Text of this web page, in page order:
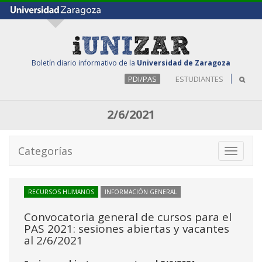
Boletín diario informativo de la Universidad de Zaragoza
PDI/PAS ESTUDIANTES
2/6/2021
Toggle
Categorías
RECURSOS HUMANOS INFORMACIÓN GENERAL
Convocatoria general de cursos para el
PAS 2021: sesiones abiertas y vacantes
al 2/6/2021